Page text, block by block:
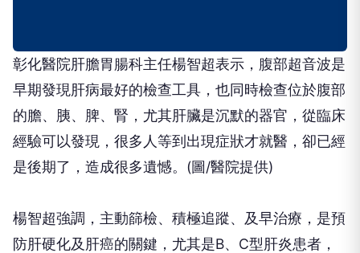
彰化醫院肝膽胃腸科主任楊智超表示，腹部超音波是
早期發現肝病最好的檢查工具，也同時檢查位於腹部
的膽、胰、脾、腎，尤其肝臟是沉默的器官，從臨床
經驗可以發現，很多人等到出現症狀才就醫，卻已經
是後期了，造成很多遺憾。(圖/醫院提供)
楊智超強調，主動篩檢、積極追蹤、及早治療，是預
防肝硬化及肝癌的關鍵，尤其是B、C型肝炎患者，